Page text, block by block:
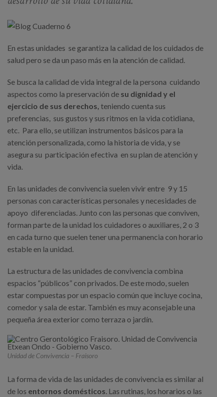
En estas unidades se garantiza la calidad de los cuidados de
salud pero se da un paso más en la atención de calidad.
Se busca la calidad de vida integral de la persona cuidando
aspectos como la preservación de su dignidad y el
ejercicio de sus derechos, teniendo cuenta sus
preferencias, sus gustos y sus ritmos en la vida cotidiana,
etc. Para ello, se utilizan instrumentos básicos para la
atención personalizada, como la historia de vida, y se
asegura su participación efectiva en su plan de atención y
vida.
En las unidades de convivencia suelen vivir entre 9 y 15
personas con características personales y necesidades de
apoyo diferenciadas. Junto con las personas que conviven,
forman parte de la unidad los cuidadores o auxiliares, 2 o 3
en cada turno que suelen tener una permanencia con horario
estable en la unidad.
La estructura de las unidades de convivencia combina
espacios “públicos” con privados. De este modo, suelen
estar compuestas por un espacio común que incluye cocina,
comedor y sala de estar. También es muy aconsejable una
pequeña área exterior como terraza o jardín.
Unidad de Convivencia – Fraisoro
La forma de vida de las unidades de convivencia es similar al
de los entornos domésticos. Las rutinas, los horarios o las